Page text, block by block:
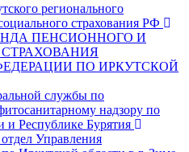
регионального
страхования РФ
ПЕНСИОННОГО И
ПО ИРКУТСКОЙ
службы по
надзору по
и Республике Бурятия
Управления